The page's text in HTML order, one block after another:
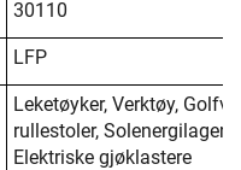
30110
LFP
Leketøyker, Verktøy,
rullestoler,
Elektriske gjøklastere